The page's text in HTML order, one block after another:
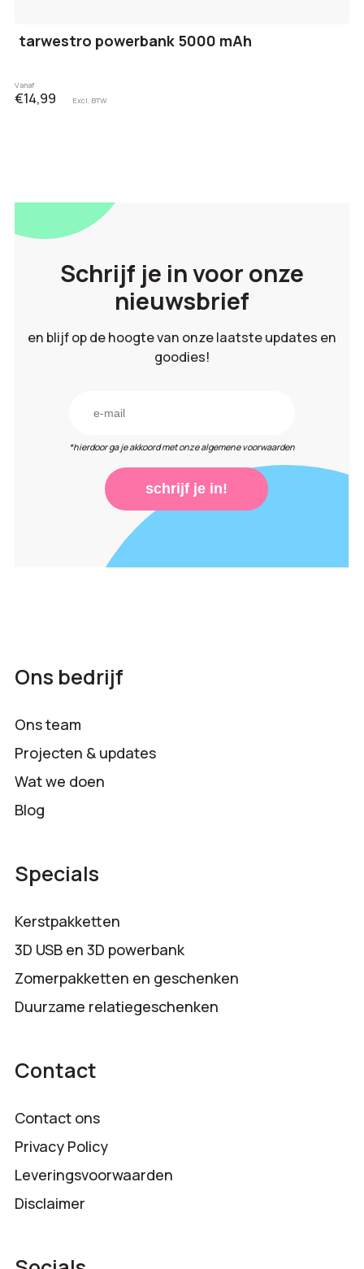
tarwestro powerbank 5000 mAh
Vanaf
€14,99 Excl. BTW
Schrijf je in voor onze
nieuwsbrief
en blijf op de hoogte van onze laatste updates en
goodies!
*hierdoor ga je akkoord met onze algemene voorwaarden
schrijf je in!
Ons bedrijf
Ons team
Projecten & updates
Wat we doen
Blog
Specials
Kerstpakketten
3D USB en 3D powerbank
Zomerpakketten en geschenken
Duurzame relatiegeschenken
Contact
Contact ons
Privacy Policy
Leveringsvoorwaarden
Disclaimer